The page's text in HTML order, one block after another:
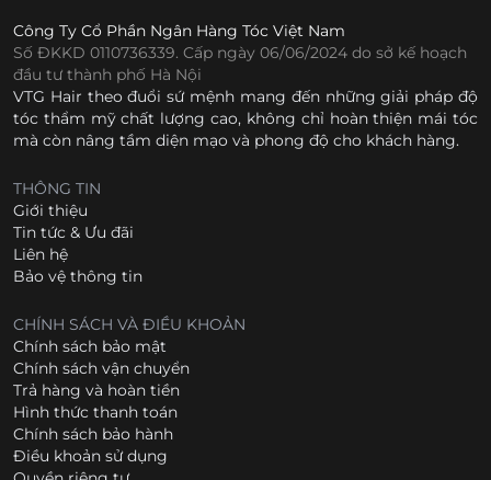
Công Ty Cổ Phần Ngân Hàng Tóc Việt Nam
Số ĐKKD 0110736339. Cấp ngày 06/06/2024 do sở kế hoạch
đầu tư thành phố Hà Nội
VTG Hair theo đuổi sứ mệnh mang đến những giải pháp độ
tóc thẩm mỹ chất lượng cao, không chỉ hoàn thiện mái tóc
mà còn nâng tầm diện mạo và phong độ cho khách hàng.
THÔNG TIN
Giới thiệu
Tin tức & Ưu đãi
Liên hệ
Bảo vệ thông tin
CHÍNH SÁCH VÀ ĐIỀU KHOẢN
Chính sách bảo mật
Chính sách vận chuyển
Trả hàng và hoàn tiền
Hình thức thanh toán
Chính sách bảo hành
Điều khoản sử dụng